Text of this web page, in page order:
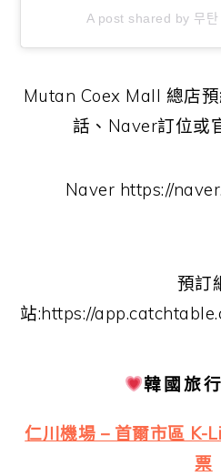
A post shared by
Mutan Coex Mall 總店
話、Naver訂位或
Naver https://
預訂
站:https://
韓國旅
仁川機場 – 首爾市區 K-
票